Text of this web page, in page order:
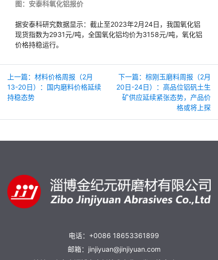
图：安泰科氧化铝报价
据安泰科研究数据显示：截止至2023年2月24日，我国氧化铝
现货指数为2931元/吨，全国氧化铝均价为3158元/吨，氧化铝
价格持稳运行。
上一篇：材料价格周报（2月
13-20日）：国内磨料价格延续
持稳态势
下一篇：棕刚玉磨料周报（2月
20日-24日）：高品位铝矾土生
矿供应延续紧张态势，产品价
格或将上探
电话：+0086 18653361899
邮箱：jinjiyuan@jinjiyuan.com